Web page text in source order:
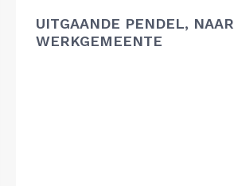
UITGAANDE PENDEL, NAAR
WERKGEMEENTE